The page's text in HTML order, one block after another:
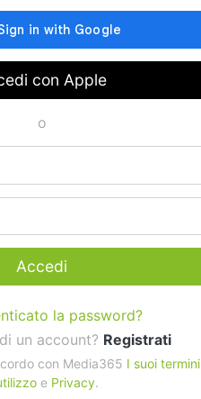
con Apple
o
Accedi
la password?
un account? Registrati
con Media365 I suoi termini
e Privacy.